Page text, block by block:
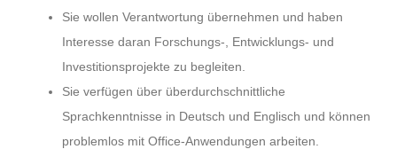
Sie wollen Verantwortung übernehmen und haben
Interesse daran Forschungs-, Entwicklungs- und
Investitionsprojekte zu begleiten.
Sie verfügen über überdurchschnittliche
Sprachkenntnisse in Deutsch und Englisch und können
problemlos mit Office-Anwendungen arbeiten.